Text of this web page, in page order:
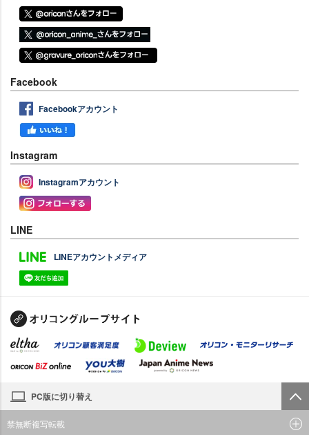
Facebook
Facebookアカウント
Instagram
Instagramアカウント
LINE
LINEアカウントメディア
PC版に切り替え
禁無断複写転載